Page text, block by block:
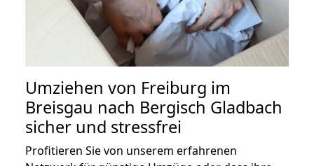
Umziehen von Freiburg im
Breisgau nach Bergisch Gladbach
sicher und stressfrei
Profitieren Sie von unserem erfahrenen